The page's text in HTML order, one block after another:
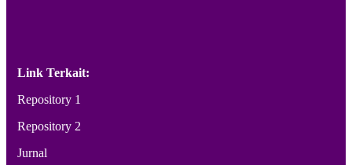
Link Terkait:
Repository 1
Repository 2
Jurnal